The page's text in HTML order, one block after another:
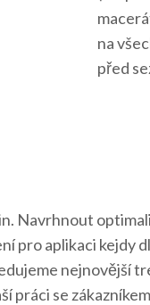
na
před
Navrhnout
pro aplikaci
nejnovější
práci se